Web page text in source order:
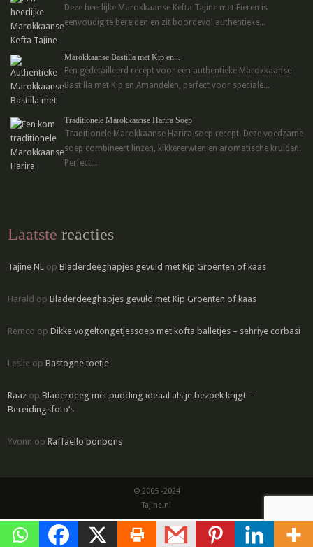
Deze heerlijke Marokkaanse Kefta Tajine met Eieren is
eenvoudig te bereiden en zit boordevol authentieke...
Marokkaanse Bastilla met Kip en...
Een gedetailleerd recept voor een authentieke Marokkaanse
Bastilla met Kip en Amandelen, perfect voor speciale...
Traditionele Marokkaanse Harira Soep
Traditionele Marokkaanse Harira soep recept. Deze voedzame
soep combineert linzen, kikkererwten en aromatische kruiden.
Perfect...
Laatste reacties
Tajine NL opBladerdeeghapjes gevuld met Kip Groenten of kaas
Harald opBladerdeeghapjes gevuld met Kip Groenten of kaas
Remco opDikke vogeltongetjessoep met kofta balletjes – sehriye corbasi
Leslie opBastogne toetje
Raaz opBladerdeeg met pudding ideaal als je bezoek krijgt –
Bereidingsfoto’s
Yvonn opRaffaello bonbons
© 2005 -2024
Tajine.nl